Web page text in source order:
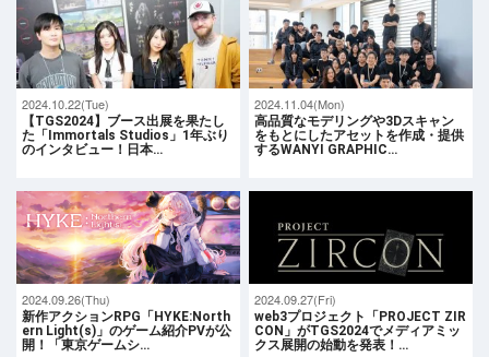
2024.10.22(Tue)
【TGS2024】ブース出展を果たし
た「Immortals Studios」1年ぶり
のインタビュー！日本…
2024.11.04(Mon)
高品質なモデリングや3Dスキャン
をもとにしたアセットを作成・提供
するWANYI GRAPHIC…
2024.09.26(Thu)
新作アクションRPG「HYKE:North
ern Light(s)」のゲーム紹介PVが公
開！「東京ゲームシ…
2024.09.27(Fri)
web3プロジェクト「PROJECT ZIR
CON」がTGS2024でメディアミッ
クス展開の始動を発表！…